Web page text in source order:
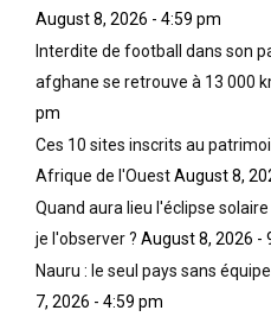
August 8, 2026 - 4:59 pm
Interdite de football dans son
afghane se retrouve à 13 000
pm
Ces 10 sites inscrits au
Afrique de l'OuestAugust 8,
Quand aura lieu l'éclipse
je l'observer ? August 8, 2026 -
Nauru : le seul pays sans
7, 2026 - 4:59 pm